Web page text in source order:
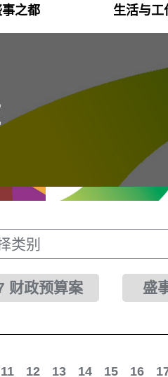
之都 生活与工
类别
财政预算案 盛
11 12 13 14 15 16